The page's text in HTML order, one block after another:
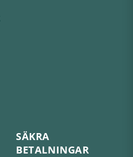
SÄKRA
BETALNINGAR